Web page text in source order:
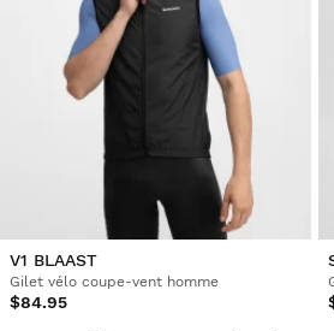
Trouvez-vous cet avis utile ? Oui
Client vérifié
Windproof Cycling Vest Siroko V1 Frost XXL
Bonne finition du gilet, seuls les
Trouvez-vous cet avis utile ?
V1 BLAAST
Gilet vélo coupe-vent homme
$84.95